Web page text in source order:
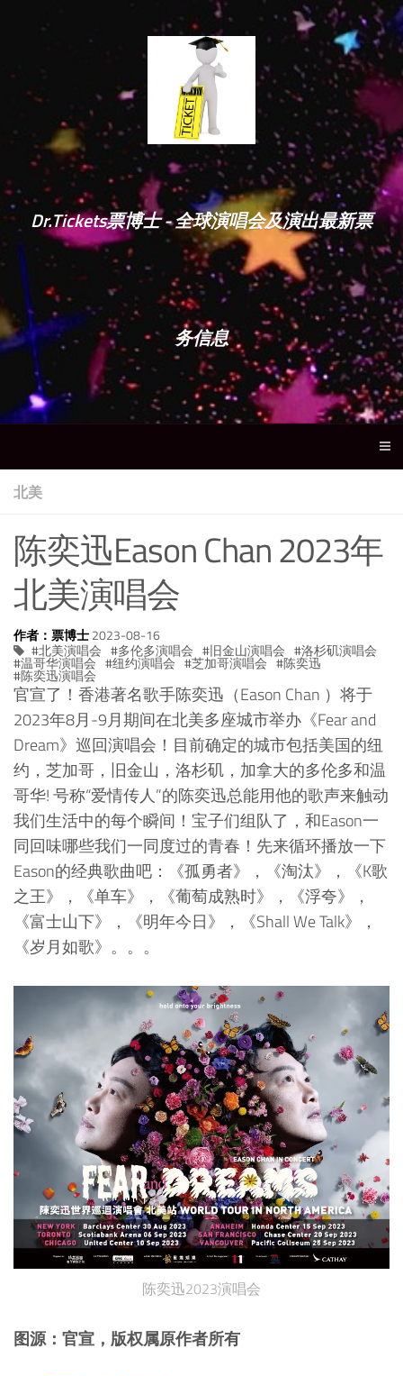
Dr.Tickets票博士 - 全球演唱会及演出最新票
务信息
北美
陈奕迅Eason Chan 2023年
北美演唱会
作者：票博士2023-08-16
北美演唱会
多伦多演唱会 旧金山演唱会 洛杉矶演唱会
温哥华演唱会 纽约演唱会 芝加哥演唱会 陈奕迅
陈奕迅演唱会
官宣了！香港著名歌手陈奕迅（Eason Chan ）将于
2023年8月-9月期间在北美多座城市举办《Fear and
Dream》巡回演唱会！目前确定的城市包括美国的纽
约，芝加哥，旧金山，洛杉矶，加拿大的多伦多和温
哥华! 号称“爱情传人”的陈奕迅总能用他的歌声来触动
我们生活中的每个瞬间！宝子们组队了，和Eason一
同回味哪些我们一同度过的青春！先来循环播放一下
Eason的经典歌曲吧：《孤勇者》，《淘汰》，《K歌
之王》，《单车》，《葡萄成熟时》，《浮夸》，
《富士山下》，《明年今日》，《Shall We Talk》，
《岁月如歌》。。。
陈奕迅2023演唱会
图源：官宣，版权属原作者所有